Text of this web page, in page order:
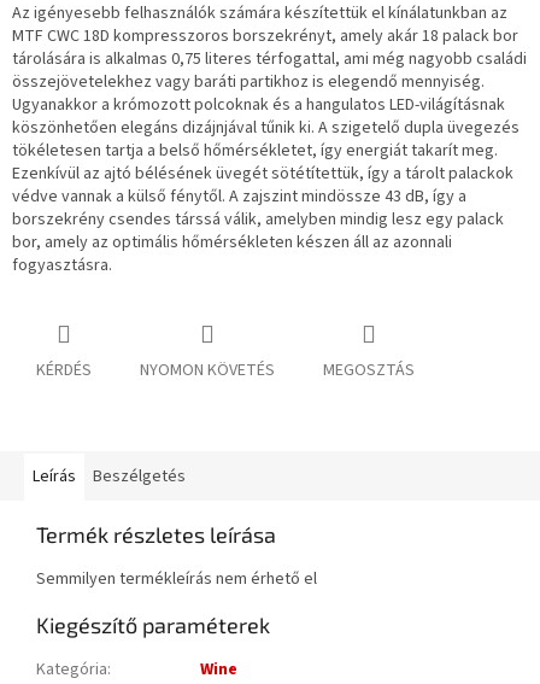
Az igényesebb felhasználók számára készítettük el kínálatunkban az
MTF CWC 18D kompresszoros borszekrényt, amely akár 18 palack bor
tárolására is alkalmas 0,75 literes térfogattal, ami még nagyobb családi
összejövetelekhez vagy baráti partikhoz is elegendő mennyiség.
Ugyanakkor a krómozott polcoknak és a hangulatos LED-világításnak
köszönhetően elegáns dizájnjával tűnik ki. A szigetelő dupla üvegezés
tökéletesen tartja a belső hőmérsékletet, így energiát takarít meg.
Ezenkívül az ajtó bélésének üvegét sötétítettük, így a tárolt palackok
védve vannak a külső fénytől. A zajszint mindössze 43 dB, így a
borszekrény csendes társsá válik, amelyben mindig lesz egy palack
bor, amely az optimális hőmérsékleten készen áll az azonnali
fogyasztásra.
KÉRDÉS NYOMON KÖVETÉS MEGOSZTÁS
Leírás Beszélgetés
Termék részletes leírása
Semmilyen termékleírás nem érhető el
Kiegészítő paraméterek
Kategória:
Wine